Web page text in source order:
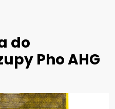
do
Pho AHG